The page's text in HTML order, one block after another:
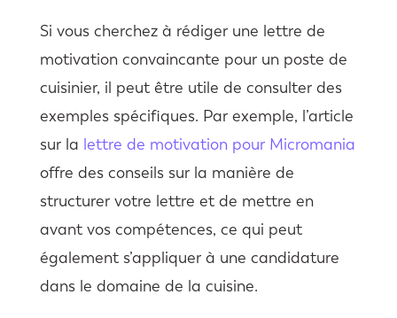
Si vous cherchez à rédiger une lettre de
motivation convaincante pour un poste de
cuisinier, il peut être utile de consulter des
exemples spécifiques. Par exemple, l’article
sur la lettre de motivation pour Micromania
offre des conseils sur la manière de
structurer votre lettre et de mettre en
avant vos compétences, ce qui peut
également s’appliquer à une candidature
dans le domaine de la cuisine.